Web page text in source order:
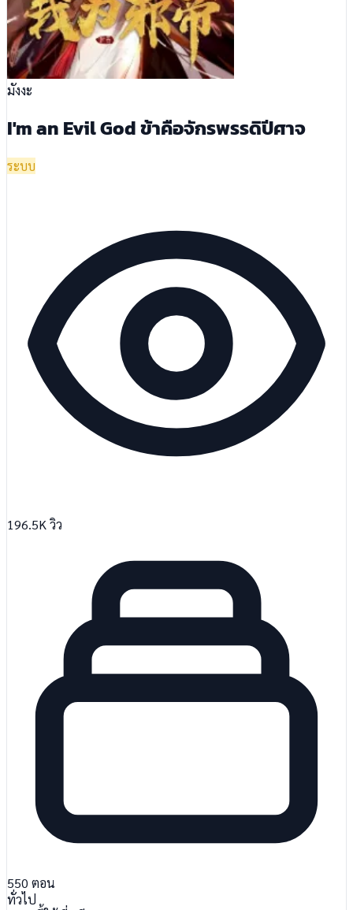
มังงะ
I'm an Evil God ข้าคือจักรพรรดิปีศาจ
ระบบ
196.5K วิว
550 ตอน
ทั่วไป